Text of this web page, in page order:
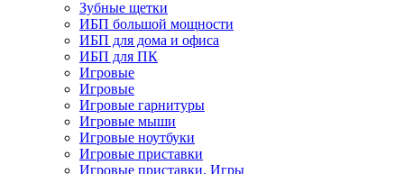
Зубные щетки
ИБП большой мощности
ИБП для дома и офиса
ИБП для ПК
Игровые
Игровые
Игровые гарнитуры
Игровые мыши
Игровые ноутбуки
Игровые приставки
Игровые приставки, Игры